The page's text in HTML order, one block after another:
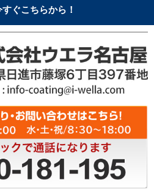
ぐこちらから！